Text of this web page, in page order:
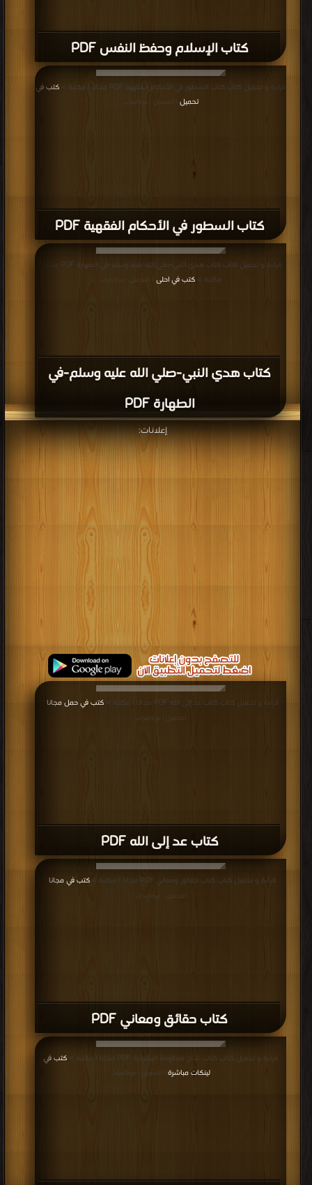
كتاب الإسلام وحفظ النفس PDF
كتاب السطور في الأحكام الفقهية PDF
قراءة و تحميل كتاب كتاب السطور في الأحكام الفقهية PDF مجانا | مكتبة >
كتب في
تحميل
| التحميل : مرة/مرات
كتاب هدي النبي-صلي الله عليه وسلم-في
الطهارة PDF
قراءة و تحميل كتاب كتاب هدي النبي-صلي الله عليه وسلم-في الطهارة PDF مجانا |
مكتبة > كتب في احلى | التحميل : مرة/مرات
إعلانات:
كتاب عد إلى الله PDF
قراءة و تحميل كتاب كتاب عد إلى الله PDF مجانا | مكتبة > كتب في حمل مجانا
التحميل : مرة/مرات
كتاب حقائق ومعاني PDF
قراءة و تحميل كتاب كتاب حقائق ومعاني PDF مجانا | مكتبة > كتب في مجانا
التحميل : مرة/مرات
قراءة و تحميل كتاب كتاب شرح منظومة البيقونية PDF مجانا | مكتبة >
كتب في
لينكات مباشرة
| التحميل : مرة/مرات